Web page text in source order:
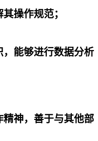
操作规范；
能够进行数据分析
神，善于与其他部